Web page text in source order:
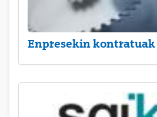
Enpresekin